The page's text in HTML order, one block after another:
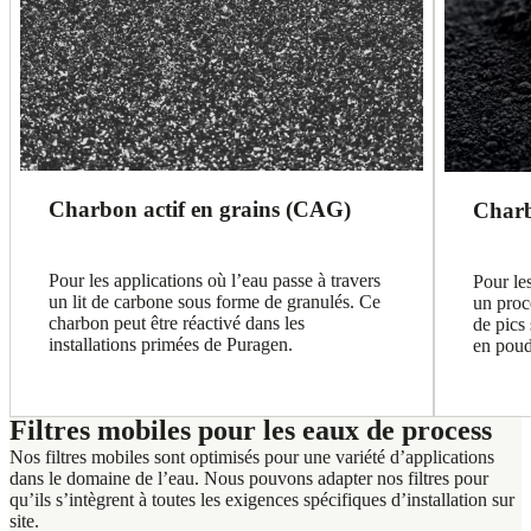
Charbon actif en grains (CAG)
Pour les applications où l’eau passe à travers
un lit de carbone sous forme de granulés. Ce
charbon peut être réactivé dans les
installations primées de Puragen.
Pour
un
de pics
en
Filtres mobiles pour les eaux de process
Nos filtres mobiles sont optimisés pour une variété d’applications
dans le domaine de l’eau. Nous pouvons adapter nos filtres pour
qu’ils s’intègrent à toutes les exigences spécifiques d’installation sur
site.